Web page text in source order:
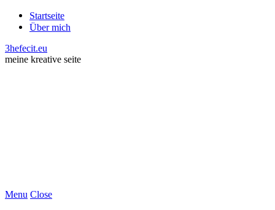
Startseite
Über mich
3hefecit.eu
meine kreative seite
Menu Close